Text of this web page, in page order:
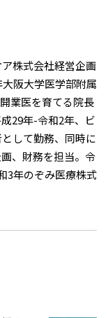
株式会社経営企画
阪大学医学部附属
業医を育てる院長
29年-令和2年、ビ
して勤務、同時に
、財務を担当。令
3年のぞみ医療株式